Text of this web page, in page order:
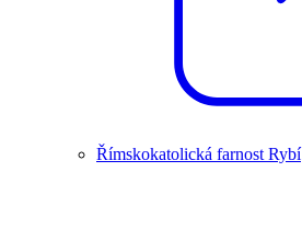
Římskokatolická farnost Rybí